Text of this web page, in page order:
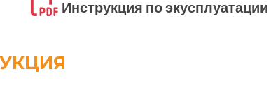
Инструкция по экусплуатации